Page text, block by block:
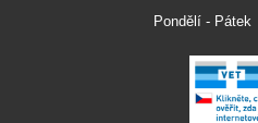
Pondělí - Pátek